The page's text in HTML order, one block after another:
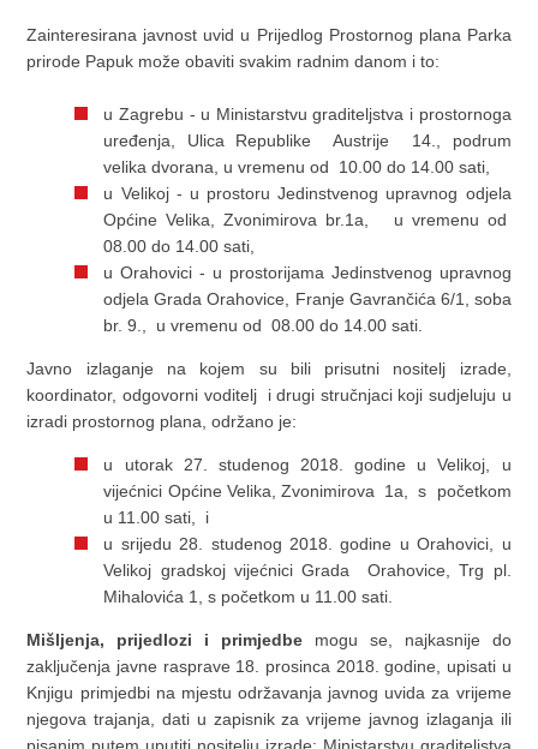
Zainteresirana javnost uvid u Prijedlog Prostornog plana Parka
prirode Papuk može obaviti svakim radnim danom i to:
u Zagrebu - u Ministarstvu graditeljstva i prostornoga
uređenja, Ulica Republike Austrije 14., podrum
velika dvorana, u vremenu od 10.00 do 14.00 sati,
u Velikoj - u prostoru Jedinstvenog upravnog odjela
Općine Velika, Zvonimirova br.1a, u vremenu od
08.00 do 14.00 sati,
u Orahovici - u prostorijama Jedinstvenog upravnog
odjela Grada Orahovice, Franje Gavrančića 6/1, soba
br. 9., u vremenu od 08.00 do 14.00 sati.
Javno izlaganje na kojem su bili prisutni nositelj izrade,
koordinator, odgovorni voditelj i drugi stručnjaci koji sudjeluju u
izradi prostornog plana, održano je:
u utorak 27. studenog 2018. godine u Velikoj, u
vijećnici Općine Velika, Zvonimirova 1a, s početkom
u 11.00 sati, i
u srijedu 28. studenog 2018. godine u Orahovici, u
Velikoj gradskoj vijećnici Grada Orahovice, Trg pl.
Mihalovića 1, s početkom u 11.00 sati.
Mišljenja, prijedlozi i primjedbe mogu se, najkasnije do
zaključenja javne rasprave 18. prosinca 2018. godine, upisati u
Knjigu primjedbi na mjestu održavanja javnog uvida za vrijeme
njegova trajanja, dati u zapisnik za vrijeme javnog izlaganja ili